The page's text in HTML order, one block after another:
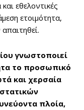
εθελοντικές
ετοιμότητα,
γνωστοποιεί
το προσωπικό
και χερσαία
πλοία,